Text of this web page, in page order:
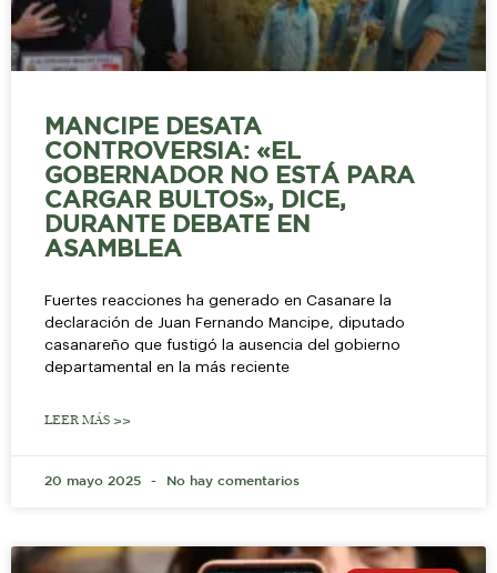
MANCIPE DESATA
CONTROVERSIA: «EL
GOBERNADOR NO ESTÁ PARA
CARGAR BULTOS», DICE,
DURANTE DEBATE EN
ASAMBLEA
Fuertes reacciones ha generado en Casanare la
declaración de Juan Fernando Mancipe, diputado
casanareño que fustigó la ausencia del gobierno
departamental en la más reciente
LEER MÁS >>
20 mayo 2025 No hay comentarios